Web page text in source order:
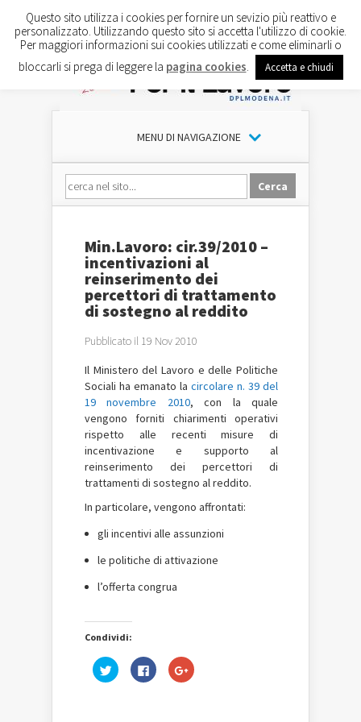
MENU DI NAVIGAZIONE
Min.Lavoro: cir.39/2010 –
incentivazioni al
reinserimento dei
percettori di trattamento
di sostegno al reddito
Pubblicato il 19 Nov 2010
Il Ministero del Lavoro e delle Politiche
Sociali ha emanato la circolare n. 39 del
19 novembre 2010, con la quale
vengono forniti chiarimenti operativi
rispetto alle recenti misure di
incentivazione e supporto al
reinserimento dei percettori di
trattamenti di sostegno al reddito.
In particolare, vengono affrontati:
gli incentivi alle assunzioni
le politiche di attivazione
l’offerta congrua
Condividi:
Fai
clic
Fai
clic
Fai
clic
Questo sito utilizza i cookies per fornire un sevizio più reattivo e
personalizzato. Utilizzando questo sito si accetta l'utilizzo di cookie.
Per maggiori informazioni sui cookies utilizzati e come eliminarli o
bloccarli si prega di leggere la pagina cookies Accetta e chiudi